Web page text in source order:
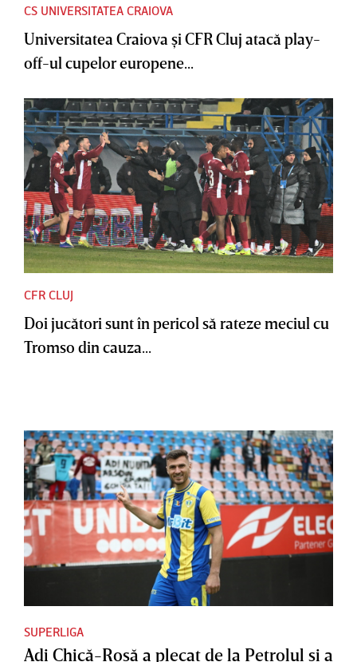
CS UNIVERSITATEA CRAIOVA
Universitatea Craiova şi CFR Cluj atacă play-
off-ul cupelor europene...
CFR CLUJ
Doi jucători sunt în pericol să rateze meciul cu
Tromso din cauza...
SUPERLIGA
Adi Chică-Roşă a plecat de la Petrolul şi a